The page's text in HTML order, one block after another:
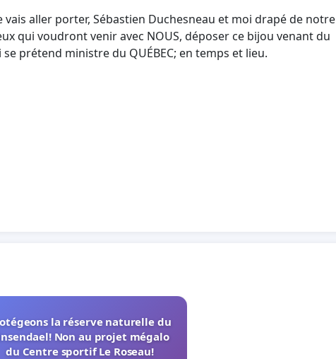
aller porter, Sébastien Duchesneau et moi drapé de notre
qui voudront venir avec NOUS, déposer ce bijou venant du
prétend ministre du QUÉBEC; en temps et lieu.
la réserve naturelle du
Non au projet mégalo
du Centre sportif Le Roseau!